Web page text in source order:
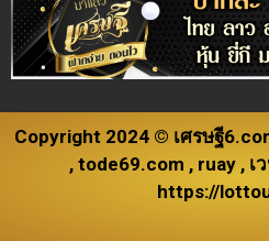
Copyright 2024 © เศรษฐี
, tode69.com , ruay , เ
https://